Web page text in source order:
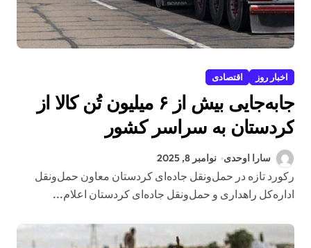
اخبار روز اقتصادی
جابه‌جایی بیش از ۶ میلیون تُن کالا از
کردستان به سراسر کشور
سارا اوحدی نوامبر 8, 2025
رکورد تازه در حمل‌ونقل جاده‌ای کردستان معاون حمل‌ونقل
اداره‌کل راهداری و حمل‌ونقل جاده‌ای کردستان اعلام...